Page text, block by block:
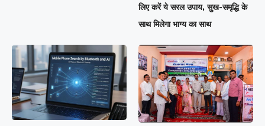
लिए करें ये सरल उपाय, सुख-समृद्धि के
साथ मिलेगा भाग्य का साथ